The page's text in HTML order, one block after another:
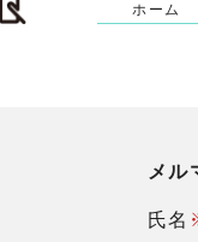
ホーム
メル
氏名